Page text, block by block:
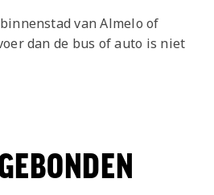
van Almelo of
dan de bus of auto is niet